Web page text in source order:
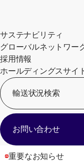
サステナビリティ
グローバルネットワー
採用情報
ホールディングスサイ
輸送状況検索
お問い合わせ
重要なお知らせ